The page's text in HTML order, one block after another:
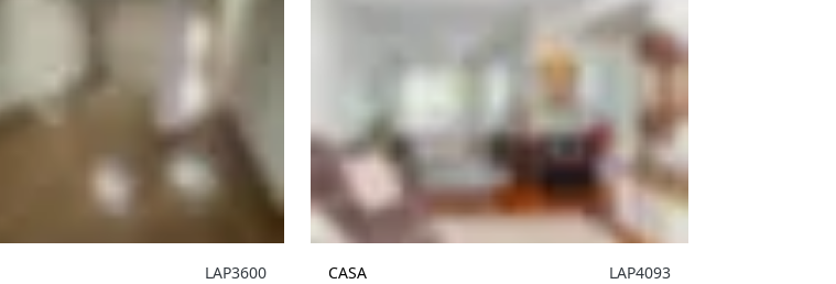
LAP3600 CASA LAP4093